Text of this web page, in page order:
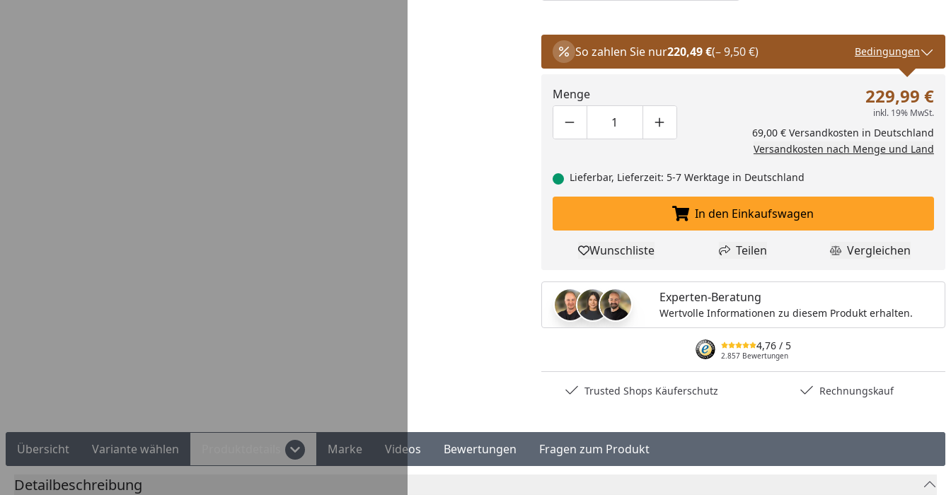
So zahlen Sie nur220,49 €(– 9,50 €) Bedingungen
Menge
Produktmenge um eins verringern
Produktmenge manuell eingeben
Produktmenge um eins erhöhen
229,99 €
inkl. 19% MwSt.
69,00 € Versandkosten in Deutschland
Versandkosten nach Menge und Land
Lieferbar, Lieferzeit: 5-7 Werktage in Deutschland
In den Einkaufswagen legen
In den Einkaufswagen
Produkt zur Wunschliste hinzufügen
Wunschliste Teilen
Teilen Produkt
Vergleichen
Experten-Beratung
Wertvolle Informationen zu diesem Produkt erhalten.
4,76 / 5
2.857 Bewertungen
Trusted Shops Käuferschutz Rechnungskauf
Übersicht Variante wählen Marke Videos Bewertungen Fragen zum Produkt
Detailbeschreibung